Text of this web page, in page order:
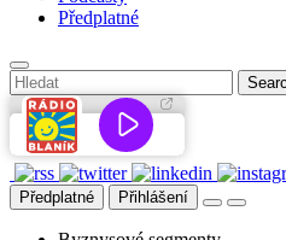
Předplatné
Předplatné Přihlášení